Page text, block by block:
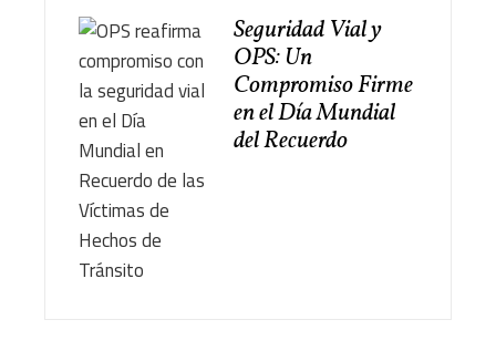
Seguridad Vial y
OPS: Un
Compromiso Firme
en el Día Mundial
del Recuerdo